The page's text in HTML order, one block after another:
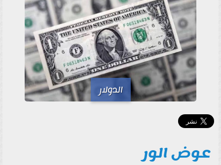
الدولار
عوض الور